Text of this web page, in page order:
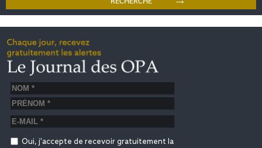
Oui, j'accepte de recevoir gratuitement la